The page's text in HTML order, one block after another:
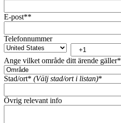
E-post**
Telefonnummer
Ange vilket område ditt ärende gäller*
Stad/ort* (Välj stad/ort i listan)*
Övrig relevant info